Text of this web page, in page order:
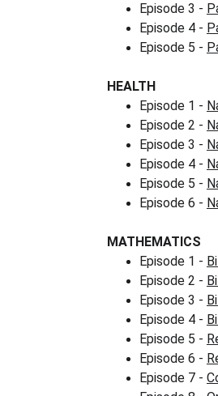
Episode 3 -
Episode 4 -
Episode 5 -
HEALTH
Episode 1 -
Episode 2 -
Episode 3 -
Episode 4 -
Episode 5 -
Episode 6 -
MATHEMATICS
Episode 1 -
Episode 2 -
Episode 3 -
Episode 4 -
Episode 5 -
Episode 6 -
Episode 7 -